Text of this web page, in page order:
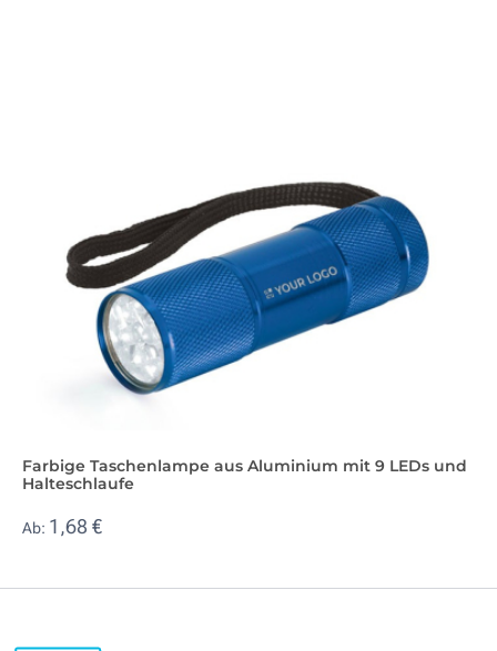
Farbige Taschenlampe aus Aluminium mit 9 LEDs und
Halteschlaufe
Ab: 1,68 €